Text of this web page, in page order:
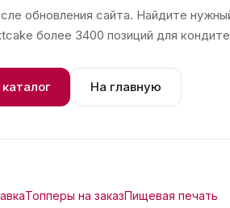
обновления сайта. Найдите
более 3400 позиций для
На главную
Топперы на заказПищевая печать